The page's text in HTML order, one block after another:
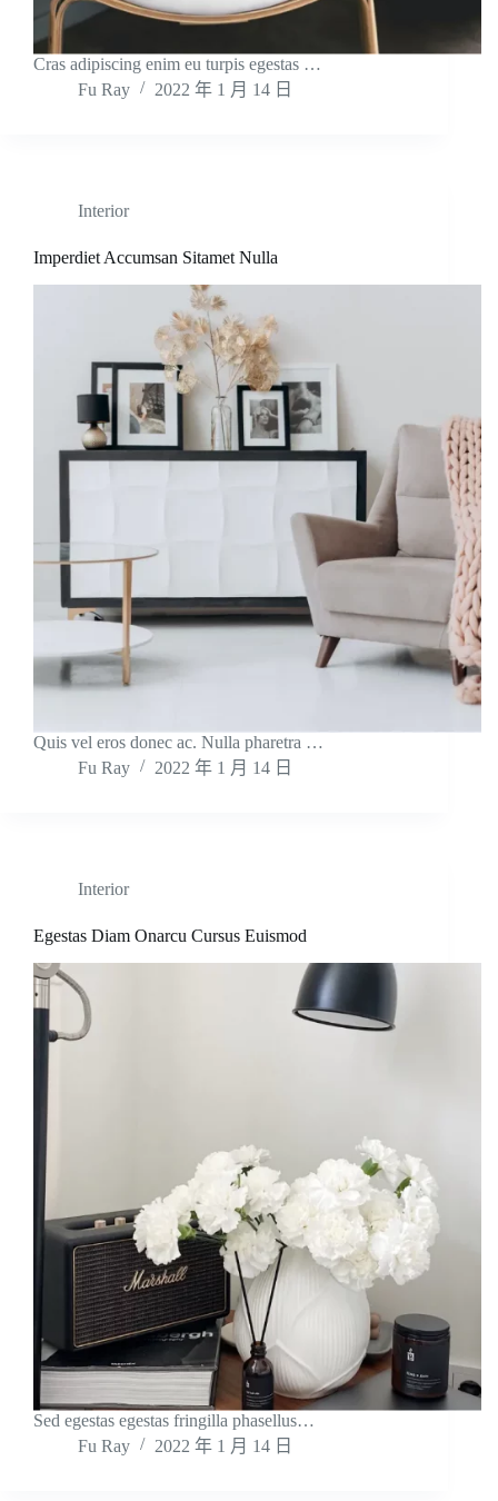
Cras adipiscing enim eu turpis egestas …
Fu Ray
2022 年 1 月 14 日
Interior
Imperdiet Accumsan Sitamet Nulla
Quis vel eros donec ac. Nulla pharetra …
Fu Ray
2022 年 1 月 14 日
Interior
Egestas Diam Onarcu Cursus Euismod
Sed egestas egestas fringilla phasellus…
Fu Ray
2022 年 1 月 14 日